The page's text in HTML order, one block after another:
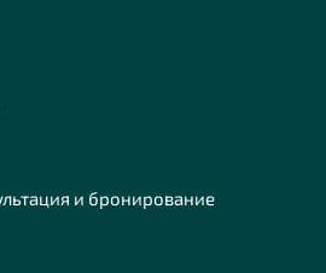
и бронирование